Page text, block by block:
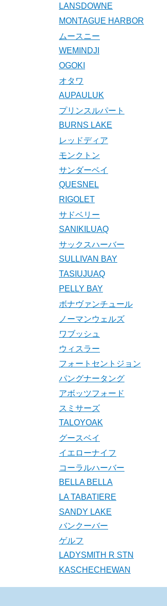
LANSDOWNE
MONTAGUE HARBOR
ムースニー
WEMINDJI
OGOKI
オタワ
AUPAULUK
プリンスルパート
BURNS LAKE
レッドディア
モンクトン
サンダーベイ
QUESNEL
RIGOLET
サドベリー
SANIKILUAQ
サックスハーバー
SULLIVAN BAY
TASIUJUAQ
PELLY BAY
ボナヴァンチュール
ノーマンウェルズ
ワブッシュ
ウィスラー
フォートセントジョン
パングナータング
アボッツフォード
スミサーズ
TALOYOAK
グースベイ
イエローナイフ
コーラルハーバー
BELLA BELLA
LA TABATIERE
SANDY LAKE
バンクーバー
ゲルフ
LADYSMITH R STN
KASCHECHEWAN